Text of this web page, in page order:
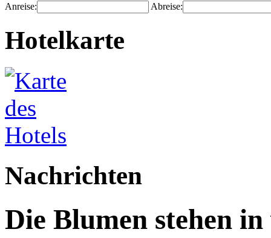
Anreise: Abreise:
Hotelkarte
Nachrichten
Die Blumen stehen